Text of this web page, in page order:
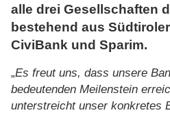
alle drei Gesellschaften
bestehend aus
CiviBank und Sparim.
„Es freut uns, dass unsere
bedeutenden Meilenstein
unterstreicht unser konkretes